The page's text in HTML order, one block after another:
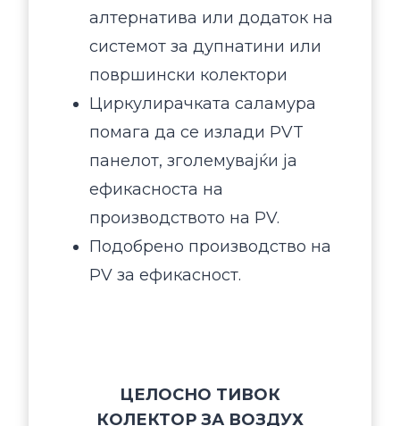
алтернатива или додаток на
системот за дупнатини или
површински колектори
Циркулирачката саламура
помага да се излади PVT
панелот, зголемувајќи ја
ефикасноста на
производството на PV.
Подобрено производство на
PV за ефикасност.
ЦЕЛОСНО ТИВОК
КОЛЕКТОР ЗА ВОЗДУХ